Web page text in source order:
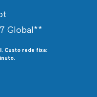
Global**
Custo rede fixa: